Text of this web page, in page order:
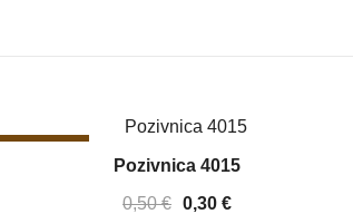
Pozivnica 4015
0,50€ Izvorna
0,30 €Trenutna